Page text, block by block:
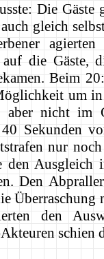
Die Gäste
gleich
die Gäste,
Beim
um
nicht im
Sekunden
nur
den Ausgleich
Den
Überraschung
den
schien